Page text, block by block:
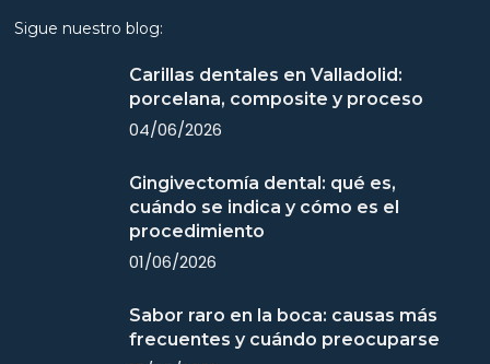
Sigue nuestro blog:
Carillas dentales en Valladolid:
porcelana, composite y proceso
04/06/2026
Gingivectomía dental: qué es,
cuándo se indica y cómo es el
procedimiento
01/06/2026
Sabor raro en la boca: causas más
frecuentes y cuándo preocuparse